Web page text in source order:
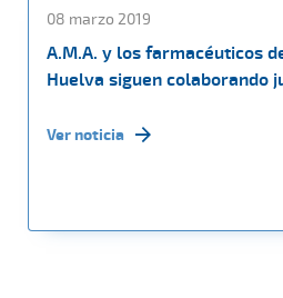
08 marzo 2019
A.M.A. y los farmacéuticos
Huelva siguen colaborando
Ver noticia